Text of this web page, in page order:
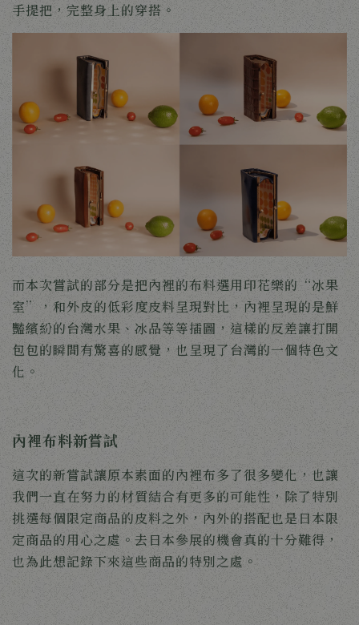
手提把，完整身上的穿搭。
而本次嘗試的部分是把內裡的布料選用印花樂的“冰果
室”，和外皮的低彩度皮料呈現對比，內裡呈現的是鮮
豔繽紛的台灣水果、冰品等等插圖，這樣的反差讓打開
包包的瞬間有驚喜的感覺，也呈現了台灣的一個特色文
化。
內裡布料新嘗試
這次的新嘗試讓原本素面的內裡布多了很多變化，也讓
我們一直在努力的材質結合有更多的可能性，除了特別
挑選每個限定商品的皮料之外，內外的搭配也是日本限
定商品的用心之處。去日本參展的機會真的十分難得，
也為此想記錄下來這些商品的特別之處。